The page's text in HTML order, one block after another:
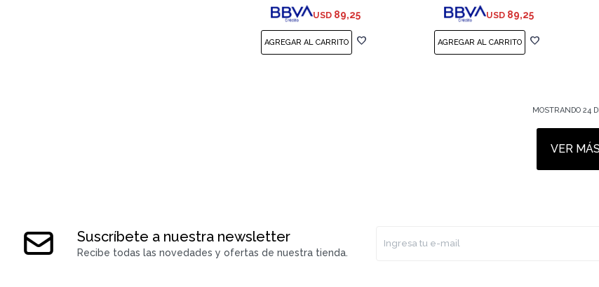
USD 89,25 USD 89,25
MOSTRANDO24
VER MÁS
Suscríbete a nuestra newsletter
Recibe todas las novedades y ofertas de nuestra tienda.